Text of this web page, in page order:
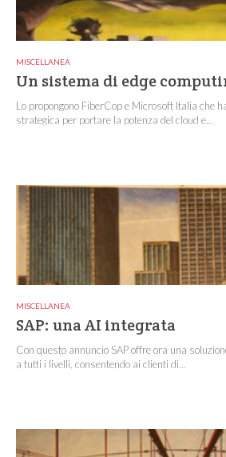
MISCELLANEA
Un sistema di edge
Lo propongono FiberCop e Microsoft Italia che
strategica per portare la potenza del cloud e...
MISCELLANEA
SAP: una AI integrata
Con questo annuncio SAP offre ora una
a tutti i livelli, consentendo ai clienti di...